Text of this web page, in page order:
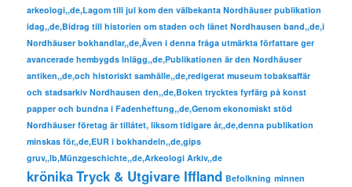
arkeologi,,de,Lagom till jul kom den välbekanta Nordhäuser publikation
idag,,de,Bidrag till historien om staden och länet Nordhausen band,,de,i
Nordhäuser bokhandlar,,de,Även i denna fråga utmärkta författare ger
avancerade hembygds Inlägg,,de,Publikationen är den Nordhäuser
antiken,,de,och historiskt samhälle,,de,redigerat museum tobaksaffär
och stadsarkiv Nordhausen den,,de,Boken trycktes fyrfärg på konst
papper och bundna i Fadenheftung,,de,Genom ekonomiskt stöd
Nordhäuser företag är tillåtet, liksom tidigare år,,de,denna publikation
minskas för,,de,EUR i bokhandeln,,de,gips
gruv,,lb,Münzgeschichte,,de,Arkeologi Arkiv,,de
krönikaTryck & Utgivare Iffland Befolkning minnen